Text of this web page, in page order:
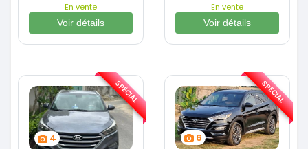
En vente
Voir détails
En vente
Voir détails
4
SPÉCIAL
6
SPÉCIAL